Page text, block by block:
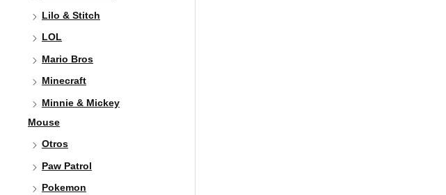
Lilo & Stitch
LOL
Mario Bros
Minecraft
Minnie & Mickey
Mouse
Otros
Paw Patrol
Pokemon